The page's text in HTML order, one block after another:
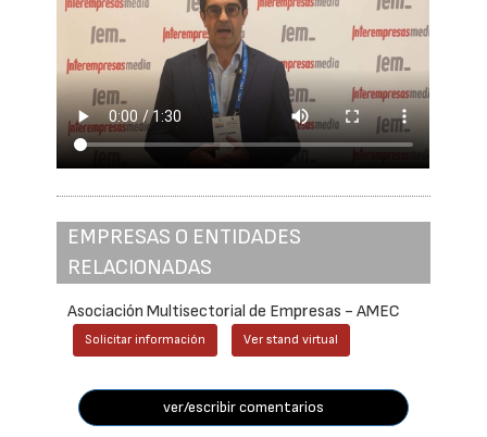
EMPRESAS O ENTIDADES
RELACIONADAS
Asociación Multisectorial de Empresas - AMEC
Solicitar información Ver stand virtual
ver/escribir comentarios